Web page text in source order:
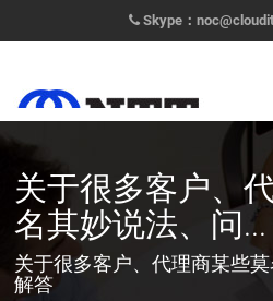
Skype：
关于很多客户、
名其妙说法、问...
关于很多客户、代理商某些
解答